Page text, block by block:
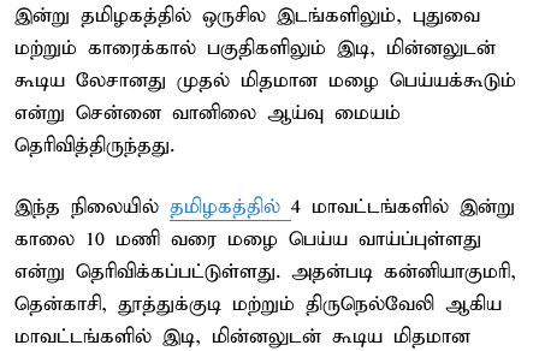
இன்று தமிழகத்தில் ஒருசில இடங்களிலும், புதுவை
மற்றும் காரைக்கால் பகுதிகளிலும் இடி, மின்னலுடன்
கூடிய லேசானது முதல் மிதமான மழை பெய்யக்கூடும்
என்று சென்னை வானிலை ஆய்வு மையம்
தெரிவித்திருந்தது.
இந்த நிலையில் தமிழகத்தில் 4 மாவட்டங்களில் இன்று
காலை 10 மணி வரை மழை பெய்ய வாய்ப்புள்ளது
என்று தெரிவிக்கப்பட்டுள்ளது. அதன்படி கன்னியாகுமரி,
தென்காசி, தூத்துக்குடி மற்றும் திருநெல்வேலி ஆகிய
மாவட்டங்களில் இடி, மின்னலுடன் கூடிய மிதமான